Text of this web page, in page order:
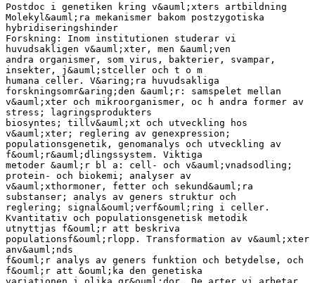
Postdoc i genetiken kring v&auml;xters artbildning
Molekyl&auml;ra mekanismer bakom postzygotiska
hybridiseringshinder
Forskning: Inom institutionen studerar vi
huvudsakligen v&auml;xter, men &auml;ven
andra organismer, som virus, bakterier, svampar,
insekter, j&auml;stceller och t o m
humana celler. V&aring;ra huvudsakliga
forskningsomr&aring;den &auml;r: samspelet mellan
v&auml;xter och mikroorganismer, oc h andra former av
stress; lagringsprodukters
biosyntes; tillv&auml;xt och utveckling hos
v&auml;xter; reglering av genexpression;
populationsgenetik, genomanalys och utveckling av
f&ouml;r&auml;dlingssystem. Viktiga
metoder &auml;r bl a: cell- och v&auml;vnadsodling;
protein- och biokemi; analyser av
v&auml;xthormoner, fetter och sekund&auml;ra
substanser; analys av geners struktur och
reglering; signal&ouml;verf&ouml;ring i celler.
Kvantitativ och populationsgenetisk metodik
utnyttjas f&ouml;r att beskriva
populationsf&ouml;rlopp. Transformation av v&auml;xter
anv&auml;nds
f&ouml;r analys av geners funktion och betydelse, och
f&ouml;r att &ouml;ka den genetiska